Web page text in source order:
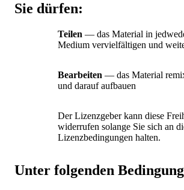
Sie dürfen:
Teilen — das Material in
Medium vervielfältigen und
Bearbeiten — das Material
und darauf aufbauen
Der Lizenzgeber kann diese
widerrufen solange Sie sich an
Lizenzbedingungen halten.
Unter folgenden